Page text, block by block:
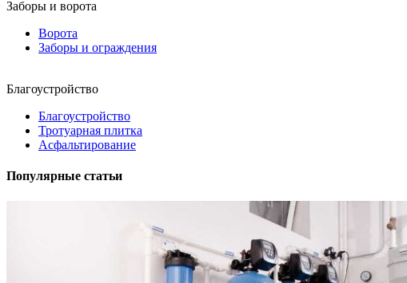
Заборы и ворота
Ворота
Заборы и ограждения
Благоустройство
Благоустройство
Тротуарная плитка
Асфальтирование
Популярные статьи